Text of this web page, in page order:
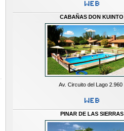
CABAÑAS DON KUINTO
Av. Circuito del Lago 2.960
PINAR DE LAS SIERRAS